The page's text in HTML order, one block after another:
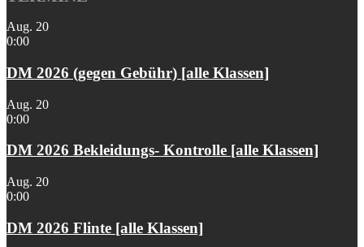
Aug. 20
0:00
DM 2026 (gegen Gebühr) [alle Klassen]
Aug. 20
0:00
DM 2026 Bekleidungs- Kontrolle [alle Klassen]
Aug. 20
0:00
DM 2026 Flinte [alle Klassen]